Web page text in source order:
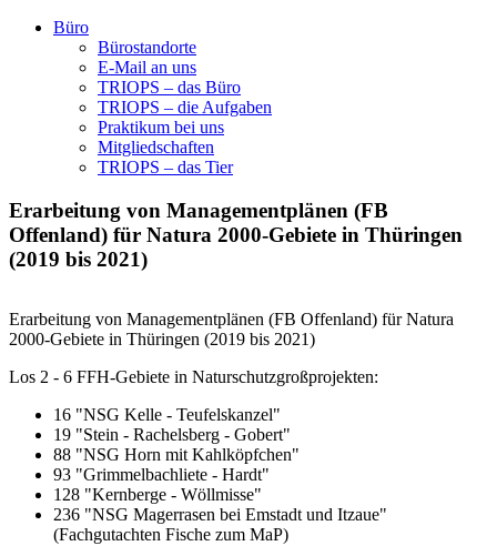
Büro
Bürostandorte
E-Mail an uns
TRIOPS – das Büro
TRIOPS – die Aufgaben
Praktikum bei uns
Mitgliedschaften
TRIOPS – das Tier
Erarbeitung von Managementplänen (FB
Offenland) für Natura 2000-Gebiete in Thüringen
(2019 bis 2021)
Erarbeitung von Managementplänen (FB Offenland) für Natura
2000-Gebiete in Thüringen (2019 bis 2021)
Los 2 - 6 FFH-Gebiete in Naturschutzgroßprojekten:
16 "NSG Kelle - Teufelskanzel"
19 "Stein - Rachelsberg - Gobert"
88 "NSG Horn mit Kahlköpfchen"
93 "Grimmelbachliete - Hardt"
128 "Kernberge - Wöllmisse"
236 "NSG Magerrasen bei Emstadt und Itzaue"
(Fachgutachten Fische zum MaP)